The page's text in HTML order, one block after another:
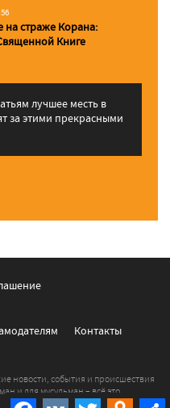
на страже Корана:
Книге
лучшее месть в
за этими прекрасными
Facebook
VK Twitter
Контакты
новости, события и происшествия
и для мусульман – всё это